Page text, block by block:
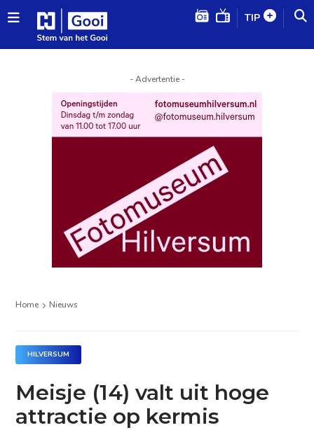
TIP
- Advertentie -
Home Nieuws
HILVERSUM
Meisje (14) valt uit hoge
attractie op kermis